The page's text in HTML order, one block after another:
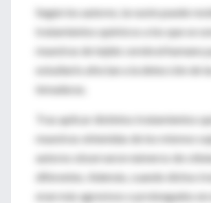
Según los autores, la razón puede
tratamientos químicos a los que se
muestras de tejido cerebral humano
estudiarlo afectan a la detección de
inmaduras.
Tras aplicar distintos tratamientos
muestras obtenidas de los mismos
autores observaron números de
diferentes. Además, cuando dichos
eran más agresivos o prolongados en